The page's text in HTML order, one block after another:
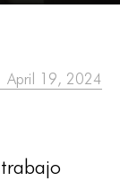
April 19, 2024